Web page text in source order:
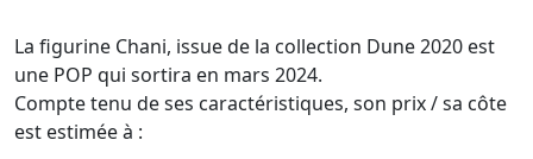
La figurine Chani, issue de la collection Dune 2020 est
une POP qui sortira en mars 2024.
Compte tenu de ses caractéristiques, son prix / sa côte
est estimée à :